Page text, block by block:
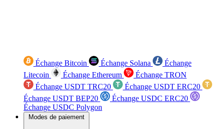
Échange Bitcoin Échange Solana
Échange
Litecoin
Échange Ethereum
Échange TRON
Échange USDT TRC20
Échange USDT ERC20
Échange USDT BEP20
Échange USDC ERC20
Échange USDC Polygon
Modes de paiement